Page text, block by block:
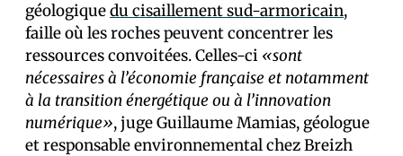
géologiquedu cisaillement sud-armoricain,
faille où les roches peuvent concentrer les
ressources convoitées. Celles-ci «sont
nécessaires à l’économie française et notamment
à la transition énergétique ou à l’innovation
numérique», juge Guillaume Mamias, géologue
et responsable environnemental chez Breizh